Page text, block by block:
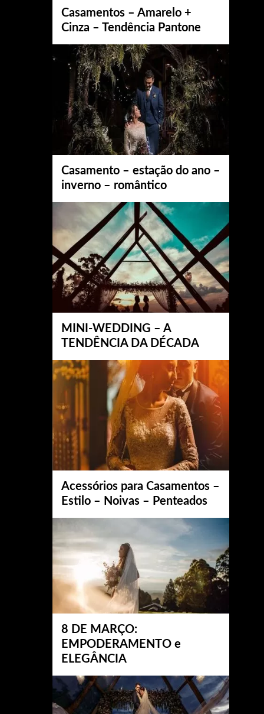
Casamentos – Amarelo +
Cinza – Tendência Pantone
Casamento – estação do ano –
inverno – romântico
MINI-WEDDING – A
TENDÊNCIA DA DÉCADA
Acessórios para Casamentos –
Estilo – Noivas – Penteados
8 DE MARÇO:
EMPODERAMENTO e
ELEGÂNCIA